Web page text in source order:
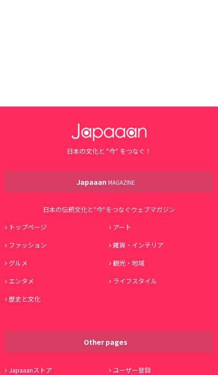
日本の文化と ”今” をつなぐ！
Japaaan MAGAZINE
日本の伝統文化と"今"をつなぐウェブマガジン
トップページ
アート
ファッション
雑貨・インテリア
グルメ
観光・地域
エンタメ
ライフスタイル
歴史と文化
Other pages
Japaaanストア ユーザー登録